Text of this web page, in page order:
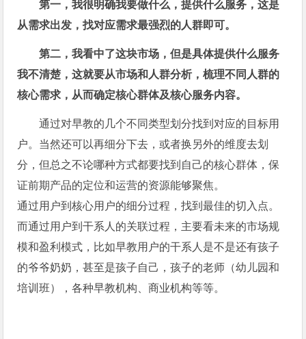
第一，我很明确我要做什么，提供什么服务，这是
从需求出发，找对应需求最强烈的人群即可。
第二，我看中了这块市场，但是具体提供什么服务
我不清楚，这就要从市场和人群分析，梳理不同人群的
核心需求，从而确定核心群体及核心服务内容。
通过对早教的几个不同类型划分找到对应的目标用
户。当然还可以再细分下去，或者换另外的维度去划
分，但总之不论哪种方式都要找到自己的核心群体，保
证前期产品的定位和运营的资源能够聚焦。
通过用户到核心用户的细分过程，找到最佳的切入点。
而通过用户到干系人的关联过程，主要看未来的市场规
模和盈利模式，比如早教用户的干系人是不是还有孩子
的爷爷奶奶，甚至是孩子自己，孩子的老师（幼儿园和
培训班），各种早教机构、商业机构等等。